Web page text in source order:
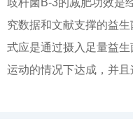
歧杆菌B-3的减肥功效是
究数据和文献支撑的益
式应是通过摄入足量益
运动的情况下达成，并且